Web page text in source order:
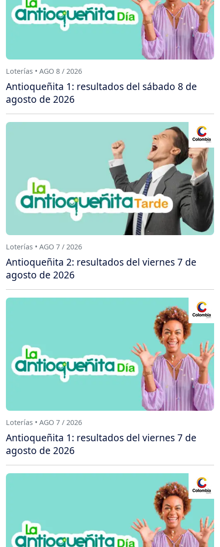
Loterías • AGO 8 / 2026
Antioqueñita 1: resultados del sábado 8 de
agosto de 2026
Loterías • AGO 7 / 2026
Antioqueñita 2: resultados del viernes 7 de
agosto de 2026
Loterías • AGO 7 / 2026
Antioqueñita 1: resultados del viernes 7 de
agosto de 2026